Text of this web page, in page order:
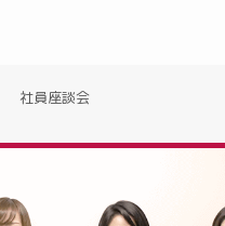
社員座談会